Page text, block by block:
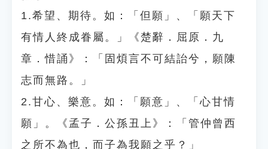
1.希望、期待。如：「但願」、「願天下
有情人終成眷屬。」《楚辭．屈原．九
章．惜誦》：「固煩言不可結詒兮，願陳
志而無路。」
2.甘心、樂意。如：「願意」、「心甘情
願」。《孟子．公孫丑上》：「管仲曾西
之所不為也，而子為我願之乎？」